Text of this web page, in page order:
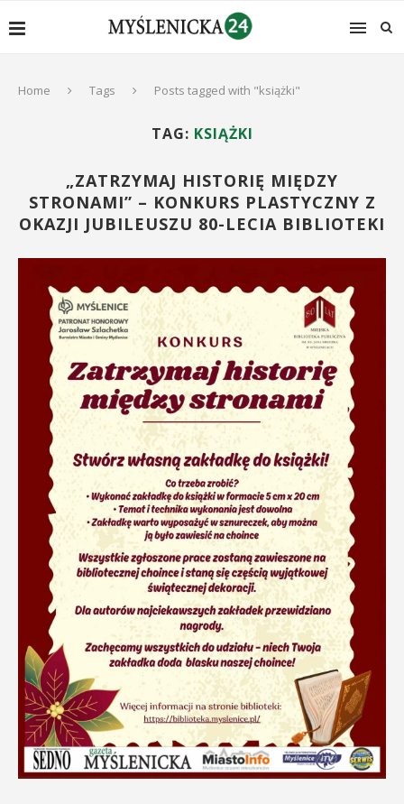
Home Tags Posts tagged with "książki"
TAG: KSIĄŻKI
„ZATRZYMAJ HISTORIĘ MIĘDZY
STRONAMI” – KONKURS PLASTYCZNY Z
OKAZJI JUBILEUSZU 80-LECIA BIBLIOTEKI